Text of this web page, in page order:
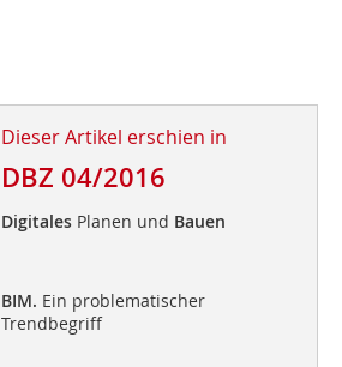
Dieser Artikel erschien in
DBZ 04/2016
DigitalesPlanen und Bauen
BIM. Ein problematischer
Trendbegriff